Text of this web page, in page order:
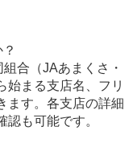
合（JAあまくさ・
始まる支店名、フリ
ます。各支店の詳細
も可能です。